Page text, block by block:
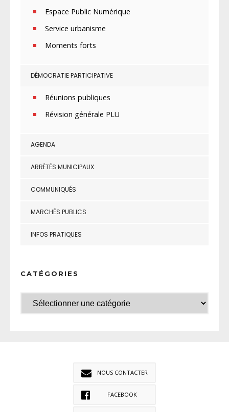
Espace Public Numérique
Service urbanisme
Moments forts
DÉMOCRATIE PARTICIPATIVE
Réunions publiques
Révision générale PLU
AGENDA
ARRÊTÉS MUNICIPAUX
COMMUNIQUÉS
MARCHÉS PUBLICS
INFOS PRATIQUES
CATÉGORIES
NOUS CONTACTER
FACEBOOK